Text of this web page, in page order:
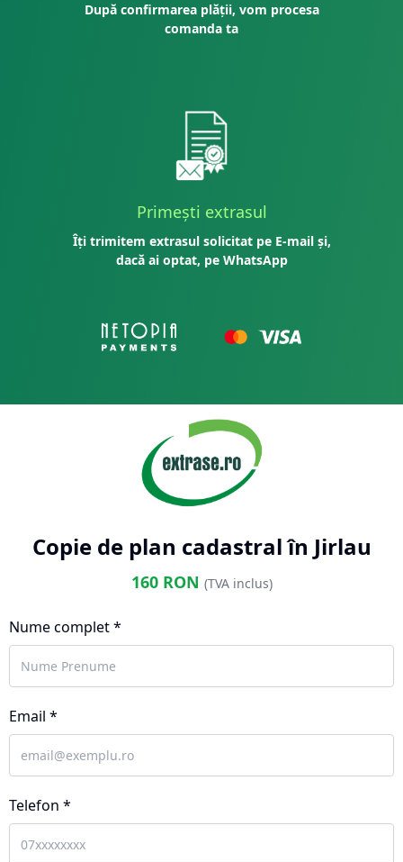
După confirmarea plății, vom procesa
comanda ta
Primești extrasul
Îți trimitem extrasul solicitat pe E-mail și,
dacă ai optat, pe WhatsApp
Copie de plan cadastral în Jirlau
160RON (TVA inclus)
Nume complet *
Email *
Telefon *